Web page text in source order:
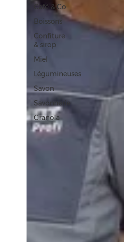
Café & Co
Boissons
Confiture
& sirop
Miel
Légumineuses
Savon
Savonnerie
Granola